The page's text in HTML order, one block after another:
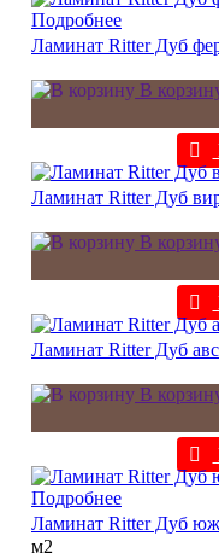
Подробнее
Ламинат Ritter Дуб
В
Ламинат Ritter Дуб
В
Ламинат Ritter Дуб
В
Подробнее
Ламинат Ritter Дуб
м2